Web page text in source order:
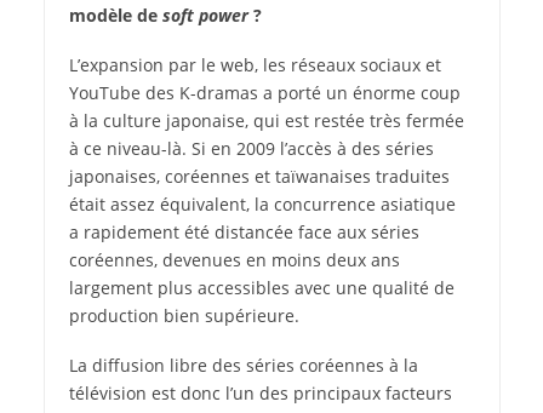
modèle de soft power?
L’expansion par le web, les réseaux sociaux et
YouTube des K-dramas a porté un énorme coup
à la culture japonaise, qui est restée très fermée
à ce niveau-là. Si en 2009 l’accès à des séries
japonaises, coréennes et taïwanaises traduites
était assez équivalent, la concurrence asiatique
a rapidement été distancée face aux séries
coréennes, devenues en moins deux ans
largement plus accessibles avec une qualité de
production bien supérieure.
La diffusion libre des séries coréennes à la
télévision est donc l’un des principaux facteurs